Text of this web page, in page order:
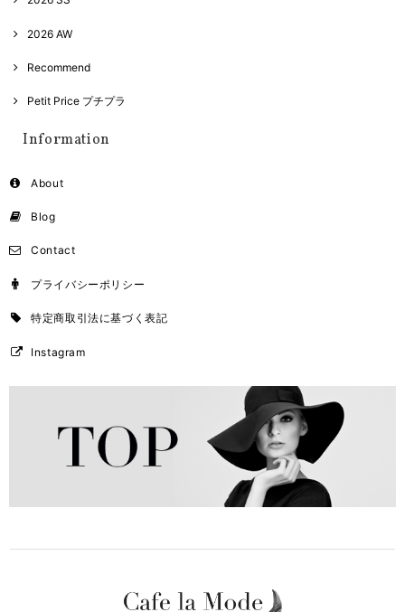
2026 AW
Recommend
Petit Price プチプラ
Information
About
Blog
Contact
プライバシーポリシー
特定商取引法に基づく表記
Instagram